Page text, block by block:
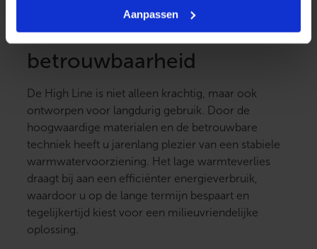
Aanpassen
Duurzaamheid en
betrouwbaarheid
De High Line is niet alleen krachtig, maar ook
ontworpen voor langdurig gebruik. Door de
hoogwaardige materialen en de betrouwbare
techniek heeft u jarenlang plezier van een stabiele
warmwatervoorziening. Het lage warmteverlies
draagt bij aan een efficiënter energieverbruik,
waardoor u op de lange termijn bespaart en
tegelijkertijd kiest voor een milieuvriendelijke
oplossing.